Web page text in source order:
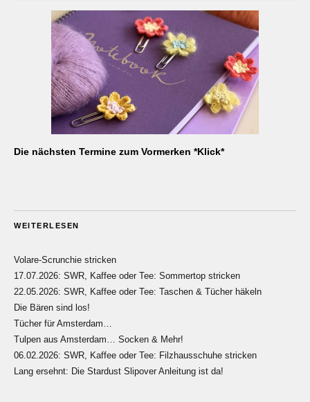
Die nächsten Termine zum Vormerken *Klick*
WEITERLESEN
Volare-Scrunchie stricken
17.07.2026: SWR, Kaffee oder Tee: Sommertop stricken
22.05.2026: SWR, Kaffee oder Tee: Taschen & Tücher häkeln
Die Bären sind los!
Tücher für Amsterdam…
Tulpen aus Amsterdam… Socken & Mehr!
06.02.2026: SWR, Kaffee oder Tee: Filzhausschuhe stricken
Lang ersehnt: Die Stardust Slipover Anleitung ist da!